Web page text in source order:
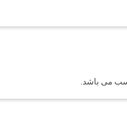
می باشد.